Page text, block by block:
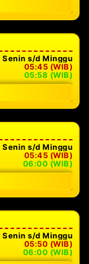
Senin s/d Minggu
05:45 (WIB)
05:58 (WIB)
Senin s/d Minggu
05:45 (WIB)
06:00 (WIB)
Senin s/d Minggu
05:50 (WIB)
06:00 (WIB)